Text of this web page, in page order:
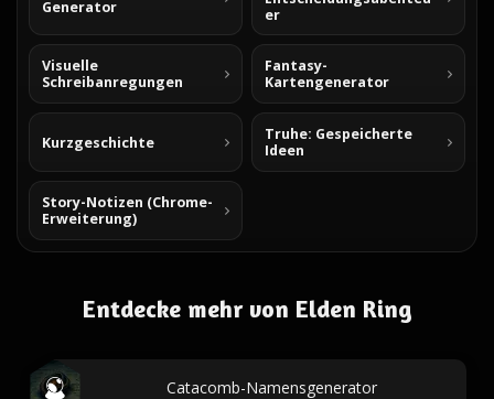
Generator
er
Visuelle
Schreibanregungen
Fantasy-
Kartengenerator
Kurzgeschichte
Truhe: Gespeicherte
Ideen
Story-Notizen (Chrome-
Erweiterung)
Entdecke mehr von Elden Ring
Catacomb-Namensgenerator